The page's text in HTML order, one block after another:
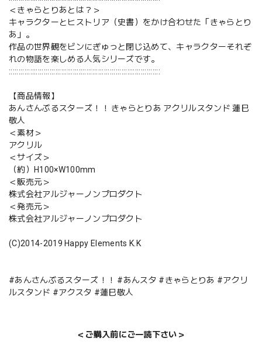
＜きゃらとりあとは？＞
キャラクターとヒストリア（史書）をかけ合わせた「きゃらとり
あ」。
作品の世界観をビンにぎゅっと閉じ込めて、キャラクターそれぞ
れの物語を楽しめる人気シリーズです。
::::::::::::::::::::::::::::::::::::::::::::::::::::::::::::::::::::::::::::::
【商品情報】
あんさんぶるスターズ！！ きゃらとりあ アクリルスタンド 蓮巳
敬人
＜素材＞
アクリル
＜サイズ＞
（約）H100×W100mm
＜販売元＞
株式会社アルジャーノンプロダクト
＜発売元＞
株式会社アルジャーノンプロダクト
(C)2014-2019 Happy Elements K.K
#あんさんぶるスターズ！！ #あんスタ #きゃらとりあ #アクリ
ルスタンド #アクスタ #蓮巳敬人
＜ご購入前にご一読下さい＞